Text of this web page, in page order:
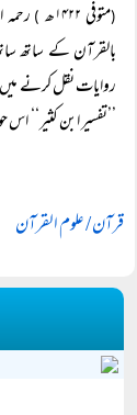
(متوفی ۱۴۲۲ھ )
بالقرآن کے ساتھ
روایات نقل کرنے
’’تفسیر ابن
قرآن / علوم القرآن